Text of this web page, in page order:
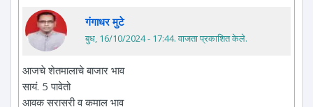
गंगाधर मुटे
बुध, 16/10/2024 - 17:44. वाजता प्रकाशित केले.
आजचे शेतमालाचे बाजार भाव
सायं. 5 पावेतो
आवक सरासरी व कमाल भाव